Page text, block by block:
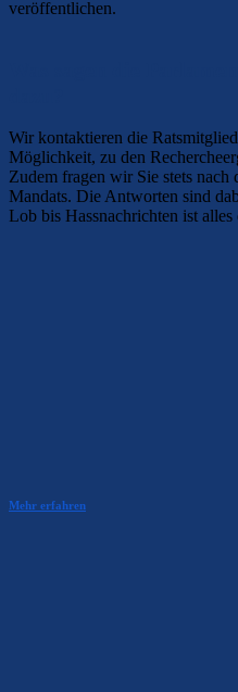
veröffentlichen.
Wir kontaktieren die
Möglichkeit, zu den
Zudem fragen wir Sie stets nach
Mandats. Die Antworten sind
Lob bis Hassnachrichten ist alles
Mehr erfahren